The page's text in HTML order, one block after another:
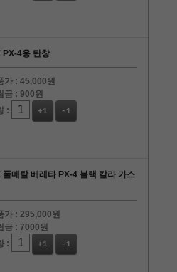
PX-4용 탄창
가 :45,000원
금 :900원
:
+1 -1
풀메탈 베레타 PX-4 블랙 칼라 가스
가 :295,000원
금 :7000원
:
+1 -1